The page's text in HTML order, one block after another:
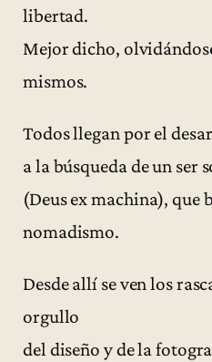
libertad.
Mejor dicho,
mismos.
Todos llegan por el
a la búsqueda de un ser
(Deus ex machina), que
nomadismo.
Desde allí se ven los
orgullo
del diseño y de la